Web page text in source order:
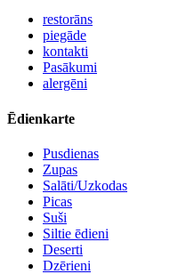
restorāns
piegāde
kontakti
Pasākumi
alergēni
Ēdienkarte
Pusdienas
Zupas
Salāti/Uzkodas
Picas
Suši
Siltie ēdieni
Deserti
Dzērieni